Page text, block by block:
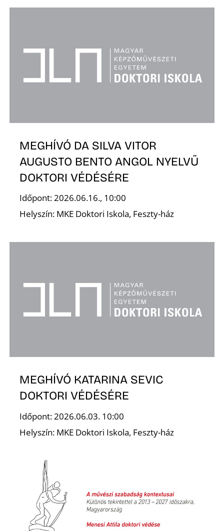
MEGHÍVÓ DA SILVA VITOR
AUGUSTO BENTO ANGOL NYELVŰ
DOKTORI VÉDÉSÉRE
Időpont: 2026.06.16., 10:00
Helyszín: MKE Doktori Iskola, Feszty-ház
MEGHÍVÓ KATARINA SEVIC
DOKTORI VÉDÉSÉRE
Időpont: 2026.06.03. 10:00
Helyszín: MKE Doktori Iskola, Feszty-ház